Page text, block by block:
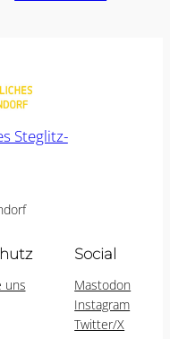
Steglitz-
uns
Social
Mastodon
Instagram
Twitter/X